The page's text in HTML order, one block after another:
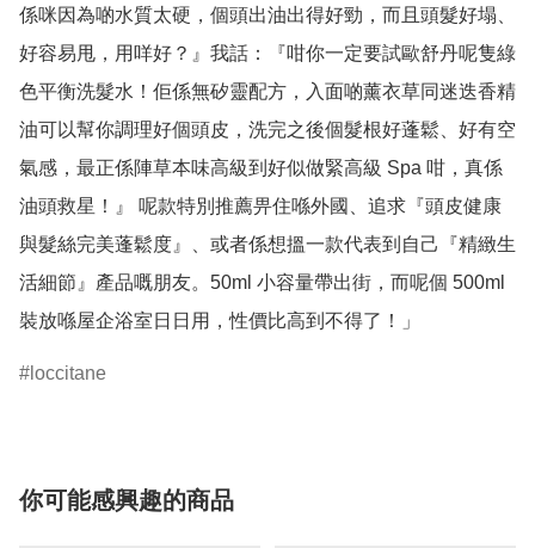
係咪因為啲水質太硬，個頭出油出得好勁，而且頭髮好塌、
好容易甩，用咩好？』我話：『咁你一定要試歐舒丹呢隻綠
色平衡洗髮水！佢係無矽靈配方，入面啲薰衣草同迷迭香精
油可以幫你調理好個頭皮，洗完之後個髮根好蓬鬆、好有空
氣感，最正係陣草本味高級到好似做緊高級 Spa 咁，真係
油頭救星！』 呢款特別推薦畀住喺外國、追求『頭皮健康
與髮絲完美蓬鬆度』、或者係想搵一款代表到自己『精緻生
活細節』產品嘅朋友。50ml 小容量帶出街，而呢個 500ml
裝放喺屋企浴室日日用，性價比高到不得了！」
loccitane
你可能感興趣的商品